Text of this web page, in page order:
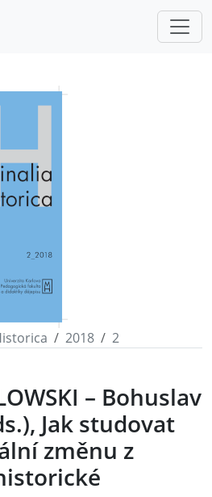
2018
2
– Bohuslav
Jak studovat
změnu z